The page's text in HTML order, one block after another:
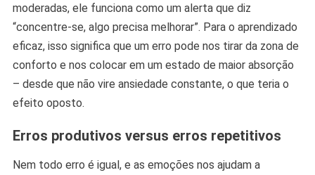
moderadas, ele funciona como um alerta que diz
“concentre-se, algo precisa melhorar”. Para o aprendizado
eficaz, isso significa que um erro pode nos tirar da zona de
conforto e nos colocar em um estado de maior absorção
– desde que não vire ansiedade constante, o que teria o
efeito oposto.
Erros produtivos versus erros repetitivos
Nem todo erro é igual, e as emoções nos ajudam a